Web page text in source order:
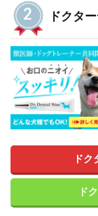
ドクタ
ド
ド